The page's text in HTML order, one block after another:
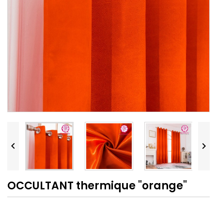
 
OCCULTANT thermique "orange"